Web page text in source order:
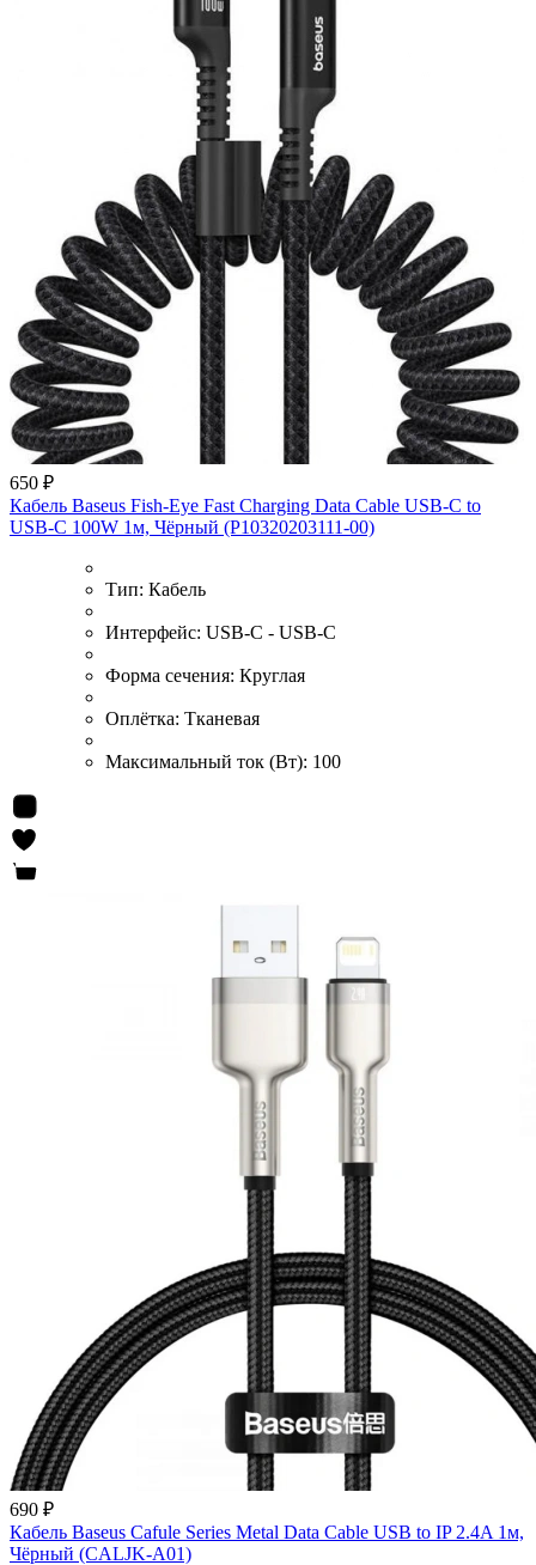
650 ₽
Кабель Baseus Fish-Eye Fast Charging Data Cable USB-C to
USB-C 100W 1м, Чёрный (P10320203111-00)
Тип: Кабель
Интерфейс: USB-C - USB-C
Форма сечения: Круглая
Оплётка: Тканевая
Максимальный ток (Вт): 100
690 ₽
Кабель Baseus Cafule Series Metal Data Cable USB to IP 2.4A 1м,
Чёрный (CALJK-A01)